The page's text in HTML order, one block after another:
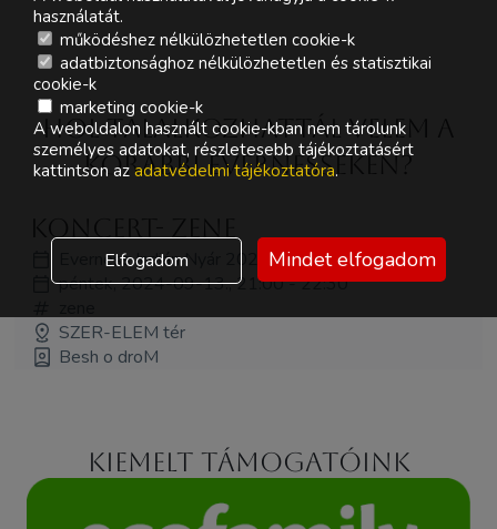
Hol Talalkozhattál velem a
korábbi Evernesseken?
Everness Indián Nyár 2024
péntek, 2024-09-13., 21:00 - 22:30
SZER-ELEM tér
Besh o droM
Kiemelt támogatóink
használatát.
működéshez nélkülözhetetlen cookie-k
adatbiztonsághoz nélkülözhetetlen és statisztikai
cookie-k
marketing cookie-k
A weboldalon használt cookie-kban nem tárolunk
személyes adatokat, részletesebb tájékoztatásért
kattintson az adatvédelmi tájékoztatóra.
Elfogadom Mindet elfogadom